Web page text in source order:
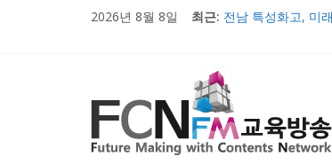
2026년 8월 8일 최근: 전남 특성화고, 미
2017 교육감배 시·
우리 아이들의 행복